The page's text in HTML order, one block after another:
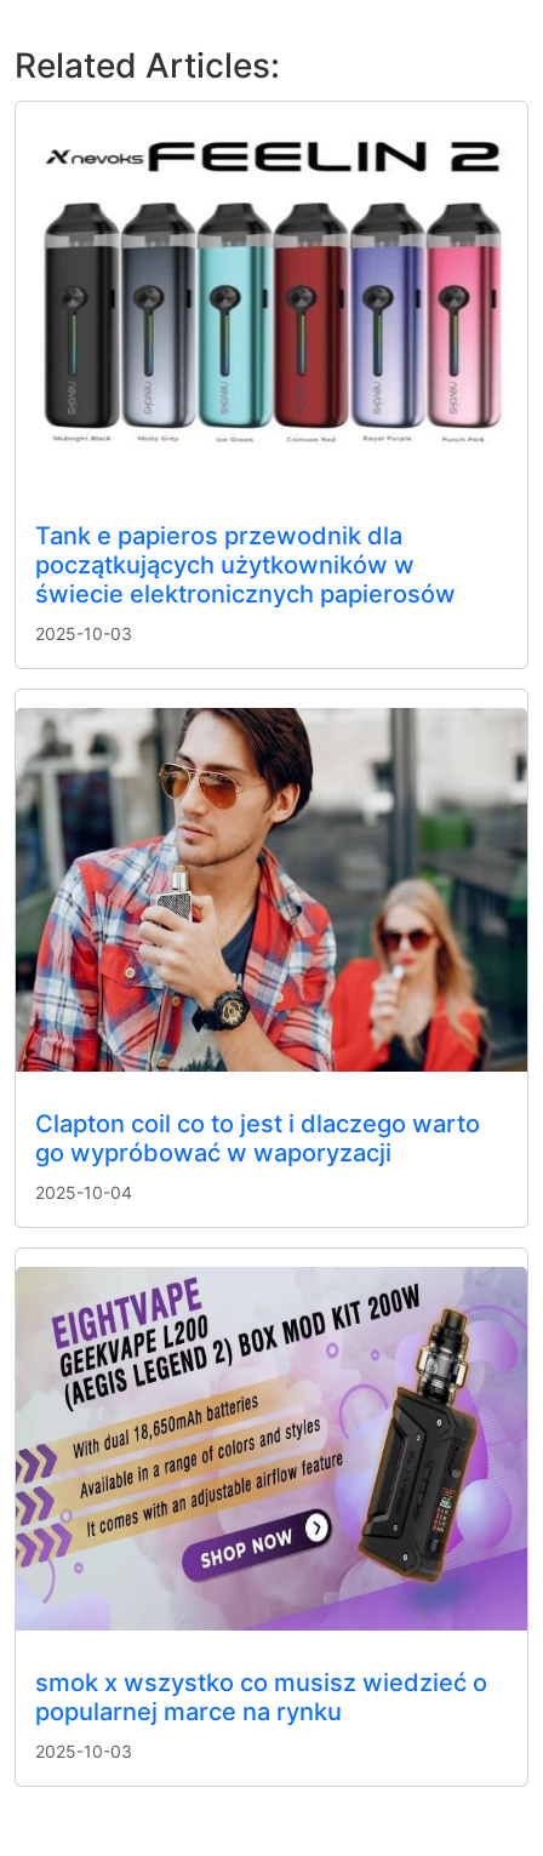
Related Articles:
Tank e papieros przewodnik dla
początkujących użytkowników w
świecie elektronicznych papierosów
2025-10-03
Clapton coil co to jest i dlaczego warto
go wypróbować w waporyzacji
2025-10-04
smok x wszystko co musisz wiedzieć o
popularnej marce na rynku
2025-10-03